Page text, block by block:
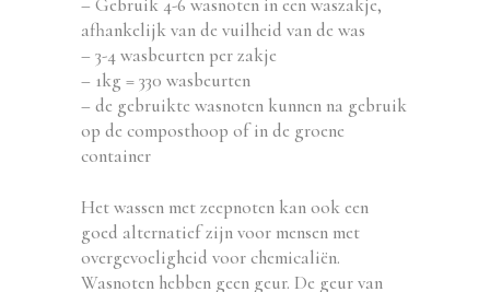
– Gebruik 4-6 wasnoten in een waszakje,
afhankelijk van de vuilheid van de was
– 3-4 wasbeurten per zakje
– 1kg = 330 wasbeurten
– de gebruikte wasnoten kunnen na gebruik
op de composthoop of in de groene
container
Het wassen met zeepnoten kan ook een
goed alternatief zijn voor mensen met
overgevoeligheid voor chemicaliën.
Wasnoten hebben geen geur. De geur van